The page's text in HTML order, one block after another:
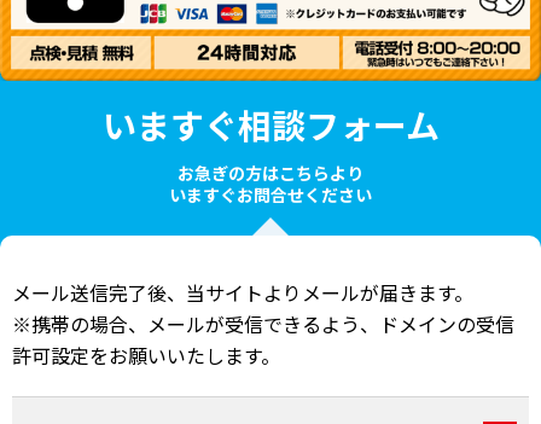
いますぐ相談フォーム
お急ぎの方はこちらより
いますぐお問合せください
メール送信完了後、当サイトよりメールが届きます。
※携帯の場合、メールが受信できるよう、ドメインの受信
許可設定をお願いいたします。